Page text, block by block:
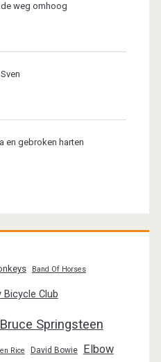
weg omhoog
en gebroken harten
Band Of Horses
Bicycle Club
Bruce Springsteen
Rice David Bowie Elbow